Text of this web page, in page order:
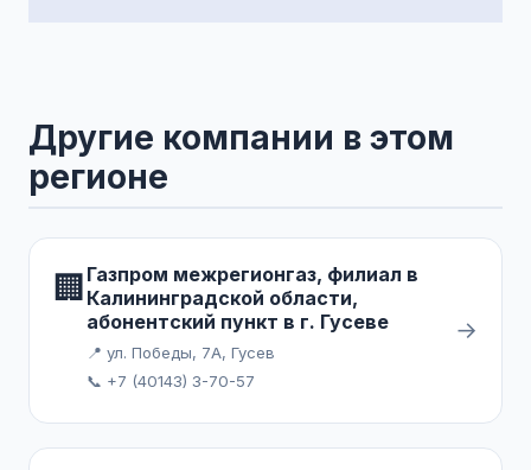
Другие компании в этом
регионе
🏢 Газпром межрегионгаз, филиал в
Калининградской области,
абонентский пункт в г. Гусеве
📍 ул. Победы, 7А, Гусев
📞 +7 (40143) 3-70-57
→